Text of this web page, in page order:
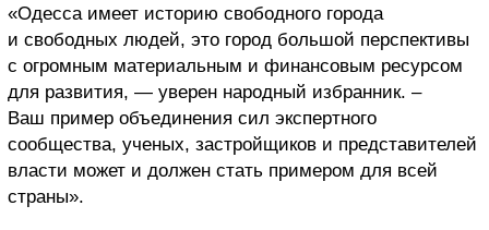
«Одесса имеет историю свободного города
и свободных людей, это город большой перспективы
с огромным материальным и финансовым ресурсом
для развития, — уверен народный избранник. –
Ваш пример объединения сил экспертного
сообщества, ученых, застройщиков и представителей
власти может и должен стать примером для всей
страны».